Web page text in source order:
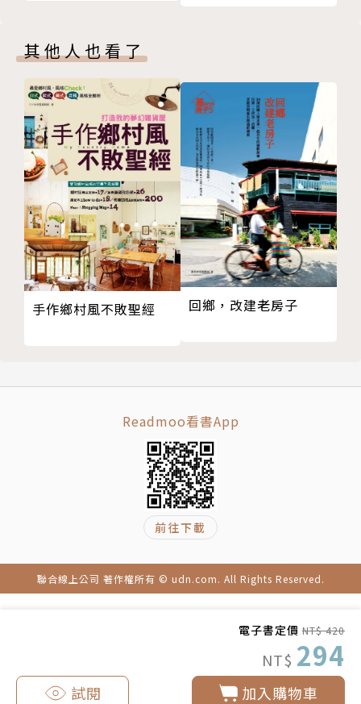
電子書定價 NT$ 420
NT$ 294
加入購物車
試閱
長久以來獲得親朋好友的支持與讚賞，因而成立個人粉
絲專頁，內容包括各式異國料理、烘培，以及居家佈置
分享。
［cook more］藜麥好吃煮法
鯷魚雞肉豆腐煲
烏骨雞
烏骨雞黑蒜養生湯
香菇栗子烏骨雞湯
火雞
楓糖甜橙香料火雞
［火雞餐搭配料理］Gravy
［火雞餐搭配料理］Cranberry Sauce 蔓越莓醬
［火雞餐搭配料理］甜薯乾酪蘋果Stuffing
［cook more］火雞高湯塊
［cook more］火雞肉飯
低脂豬絞肉
檸檬鹽麴豬頰肉
杏桃燉香煎豬腰內肉
波隆那肉醬
其他人也看了
手作鄉村風不敗聖經 回鄉，改建老房子
Readmoo看書App
前往下載
聯合線上公司 著作權所有 © udn.com. All Rights Reserved.